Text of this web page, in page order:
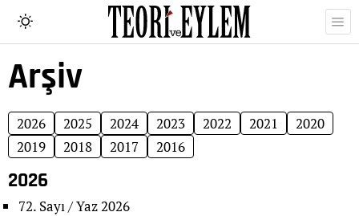
Arşiv
2026 2025 2024 2023 2022 2021
2020
2019
2018 2017 2016
2026
72. Sayı / Yaz 2026